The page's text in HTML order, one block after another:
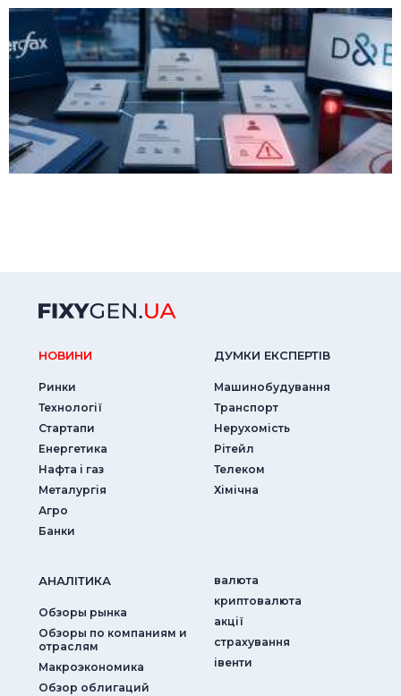
НОВИНИ
Ринки
Технології
Стартапи
Енергетика
Нафта і газ
Металургія
Агро
Банки
ДУМКИ ЕКСПЕРТIВ
Машинобудування
Транспорт
Нерухомість
Рітейл
Телеком
Хімічна
АНАЛIТИКА
Обзоры рынка
Обзоры по компаниям и
отраслям
Макроэкономика
Обзор облигаций
валюта
криптовалюта
акції
страхування
iвенти